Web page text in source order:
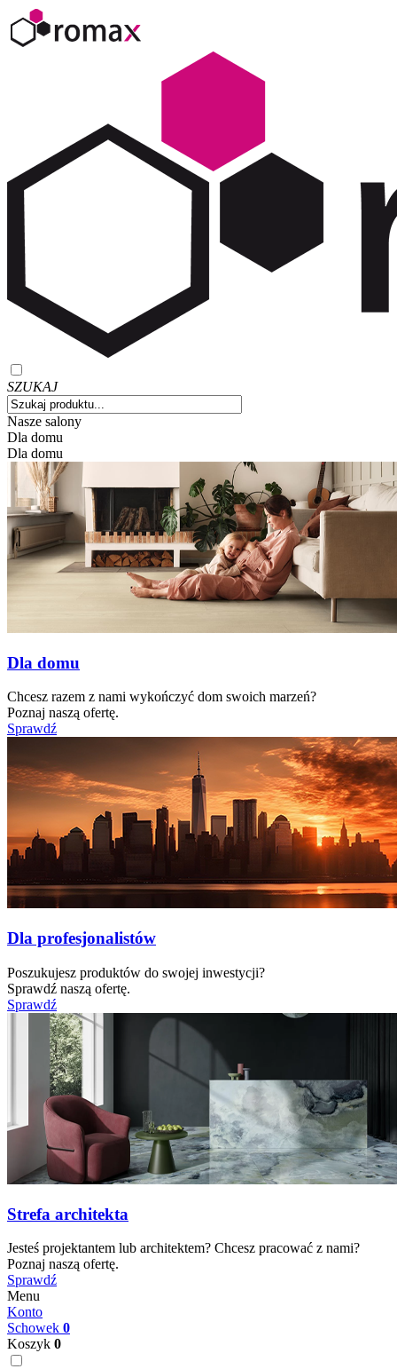
SZUKAJ
Nasze salony
Dla domu
Dla domu
Dla domu
Chcesz razem z nami wykończyć dom swoich marzeń?
Poznaj naszą ofertę.
Sprawdź
Dla profesjonalistów
Poszukujesz produktów do swojej inwestycji?
Sprawdź naszą ofertę.
Sprawdź
Strefa architekta
Jesteś projektantem lub architektem? Chcesz pracować z nami?
Poznaj naszą ofertę.
Sprawdź
Menu
Konto
Schowek 0
Koszyk 0